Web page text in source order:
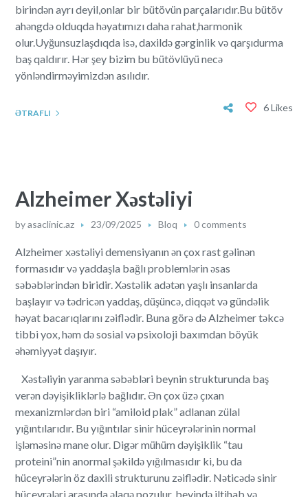
birindən ayrı deyil,onlar bir bütövün parçalarıdır.Bu bütöv
ahəngdə olduqda həyatımızı daha rahat,harmonik
olur.Uyğunsuzlaşdıqda isə, daxildə gərginlik və qarşıdurma
baş qaldırır. Hər şey bizim bu bütövlüyü necə
yönləndirməyimizdən asılıdır.
ƏTRAFLI 6 Likes
Alzheimer Xəstəliyi
byasaclinic.az 23/09/2025 Bloq 0 comments
Alzheimer xəstəliyi demensiyanın ən çox rast gəlinən
formasıdır və yaddaşla bağlı problemlərin əsas
səbəblərindən biridir. Xəstəlik adətən yaşlı insanlarda
başlayır və tədricən yaddaş, düşüncə, diqqət və gündəlik
həyat bacarıqlarını zəiflədir. Buna görə də Alzheimer təkcə
tibbi yox, həm də sosial və psixoloji baxımdan böyük
əhəmiyyət daşıyır.
Xəstəliyin yaranma səbəbləri beynin strukturunda baş
verən dəyişikliklərlə bağlıdır. Ən çox üzə çıxan
mexanizmlərdən biri “amiloid plak” adlanan zülal
yığıntılarıdır. Bu yığıntılar sinir hüceyrələrinin normal
işləməsinə mane olur. Digər mühüm dəyişiklik “tau
proteini”nin anormal şəkildə yığılmasıdır ki, bu da
hüceyrələrin öz daxili strukturunu zəiflədir. Nəticədə sinir
hüceyrələri arasında əlaqə pozulur, beyində iltihab və